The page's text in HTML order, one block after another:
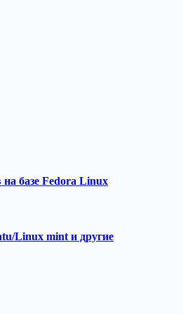
базе Fedora Linux
Linux mint и другие